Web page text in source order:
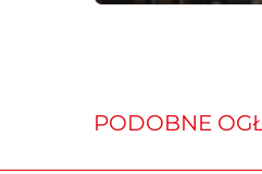
PRZYJMUJEMY W
PODOBNE